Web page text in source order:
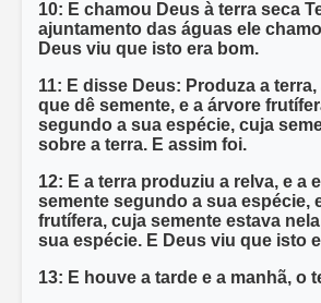
10: E chamou Deus à terra seca
ajuntamento das águas ele
Deus viu que isto era bom.
11: E disse Deus: Produza a terra,
que dê semente, e a árvore
segundo a sua espécie, cuja
sobre a terra. E assim foi.
12: E a terra produziu a relva, e a
semente segundo a sua espécie,
frutífera, cuja semente estava
sua espécie. E Deus viu que isto
13: E houve a tarde e a manhã, o